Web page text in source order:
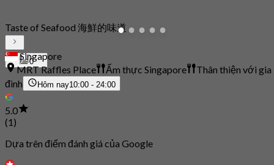
0
Taste of Seafood 海鮮的味道
Singapore
MRT Raffles Place
Ẩm thực Singapore
Thân thiện với gia
đình
Hôm nay10:00 - 24:00
5.0
(1)
Dựa trên điểm đánh giá của Google